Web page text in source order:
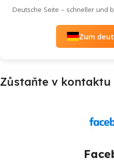
Deutsche Seite – schneller und
Zum
Zůstaňte v kontaktu